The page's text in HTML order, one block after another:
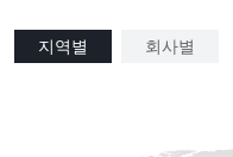
지역별 회사별